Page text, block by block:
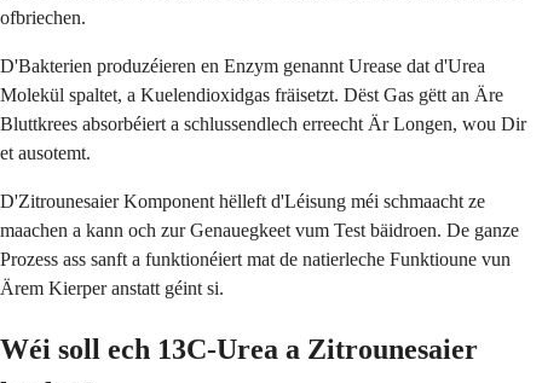
ofbriechen.
D'Bakterien produzéieren en Enzym genannt Urease dat d'Urea
Molekül spaltet, a Kuelendioxidgas fräisetzt. Dëst Gas gëtt an Äre
Bluttkrees absorbéiert a schlussendlech erreecht Är Longen, wou Dir
et ausotemt.
D'Zitrounesaier Komponent hëlleft d'Léisung méi schmaacht ze
maachen a kann och zur Genauegkeet vum Test bäidroen. De ganze
Prozess ass sanft a funktionéiert mat de natierleche Funktioune vun
Ärem Kierper anstatt géint si.
Wéi soll ech 13C-Urea a Zitrounesaier